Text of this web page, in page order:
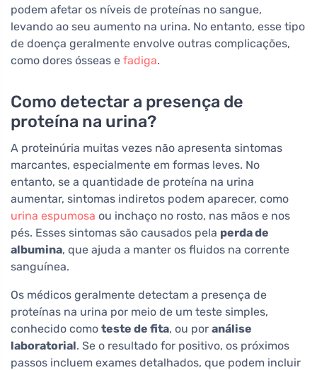
podem afetar os níveis de proteínas no sangue,
levando ao seu aumento na urina. No entanto, esse tipo
de doença geralmente envolve outras complicações,
como dores ósseas e fadiga.
Como detectar a presença de
proteína na urina?
A proteinúria muitas vezes não apresenta sintomas
marcantes, especialmente em formas leves. No
entanto, se a quantidade de proteína na urina
aumentar, sintomas indiretos podem aparecer, como
urina espumosa ou inchaço no rosto, nas mãos e nos
pés. Esses sintomas são causados pela perda de
albumina, que ajuda a manter os fluidos na corrente
sanguínea.
Os médicos geralmente detectam a presença de
proteínas na urina por meio de um teste simples,
conhecido como teste de fita, ou por análise
laboratorial. Se o resultado for positivo, os próximos
passos incluem exames detalhados, que podem incluir